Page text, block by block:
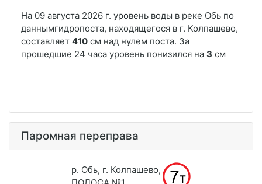
Паромная переправа
р. Обь, г. Колпашево,